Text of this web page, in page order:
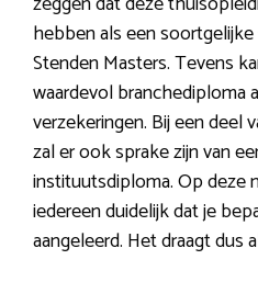
hebben als een
Stenden Masters. Tevens
waardevol branchediploma
verzekeringen. Bij een deel
zal er ook sprake zijn van
instituutsdiploma. Op deze
iedereen duidelijk dat je
aangeleerd. Het draagt dus